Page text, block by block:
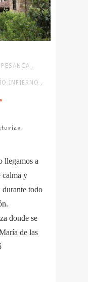
,
INFIERNO ,
llegamos a
calma y
durante todo
donde se
de las